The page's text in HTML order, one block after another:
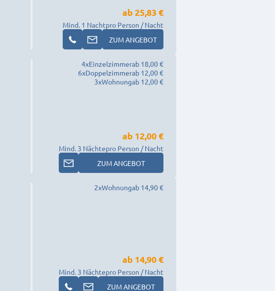
Mind. 1 Nacht
ab 25,83 €
pro Person / Nacht
ZUM ANGEBOT
4xEinzelzimmerab 18,00 €
6xDoppelzimmerab 12,00 €
3xWohnungab 12,00 €
Mind. 3 Nächte
ab 12,00 €
pro Person / Nacht
ZUM ANGEBOT
2xWohnungab 14,90 €
Mind. 3 Nächte
ab 14,90 €
pro Person / Nacht
ZUM ANGEBOT